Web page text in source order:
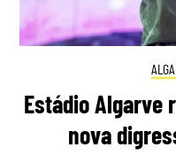
Estádio Algarve
nova